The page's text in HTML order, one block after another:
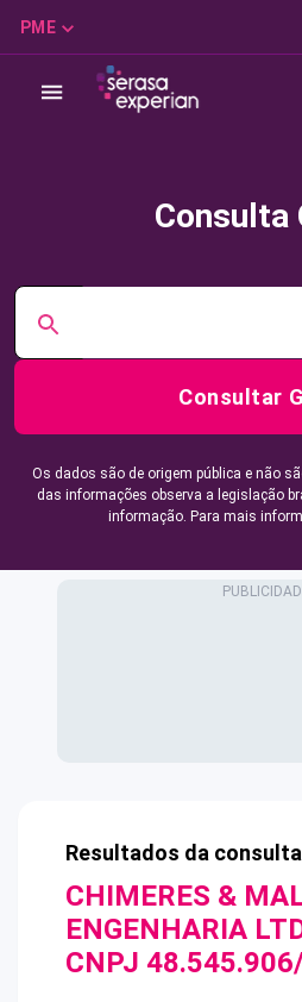
PME
Consulta
Consultar
Os dados são de origem pública e não
das informações observa a legislação
informação. Para mais
Resultados da
CHIMERES &
ENGENHARIA
CNPJ